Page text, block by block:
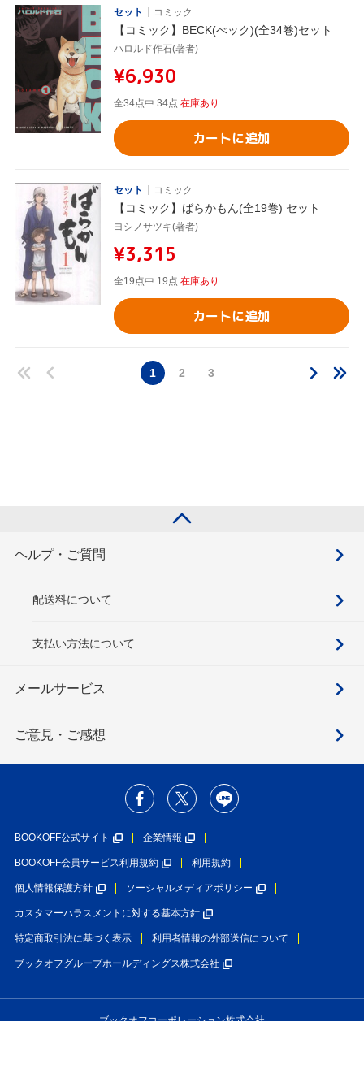
セット コミック
【コミック】BECK(べック)(全34巻)セット
ハロルド作石(著者)
¥6,930
全34点中 34点 在庫あり
カートに追加
セット コミック
【コミック】ばらかもん(全19巻) セット
ヨシノサツキ(著者)
¥3,315
全19点中 19点 在庫あり
カートに追加
1 2 3
ヘルプ・ご質問
配送料について
支払い方法について
メールサービス
ご意見・ご感想
BOOKOFF公式サイト 企業情報
BOOKOFF会員サービス利用規約 利用規約
個人情報保護方針 ソーシャルメディアポリシー
カスタマーハラスメントに対する基本方針
特定商取引法に基づく表示 利用者情報の外部送信について
ブックオフグループホールディングス株式会社
ブックオフコーポレーション株式会社